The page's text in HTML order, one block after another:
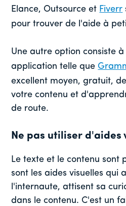
Elance, Outsource et Fiverr
pour trouver de l'aide à
Une autre option consiste
application telle que
excellent moyen, gratuit,
votre contenu et
de route.
Ne pas utiliser d'aides
Le texte et le contenu sont
sont les aides visuelles qui
l'internaute, attisent sa
dans le contenu. C'est un